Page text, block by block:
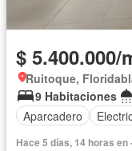
$ 5.400.000/
Ruitoque,
9 Habitaciones
Aparcadero
Hace 5 días, 14 horas